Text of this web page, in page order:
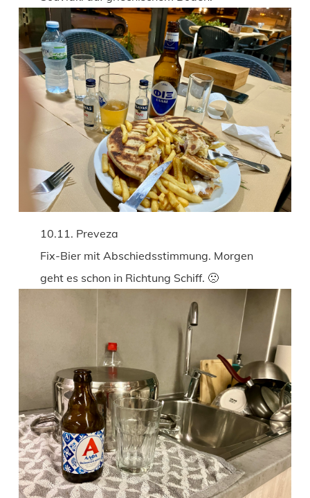
10.11. Preveza
Fix-Bier mit Abschiedsstimmung. Morgen
geht es schon in Richtung Schiff. 🙁